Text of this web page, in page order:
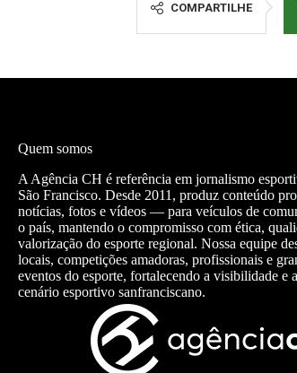
COMPARTILHE
Quem somos
A Agência CH é referência em jornalismo
São Francisco. Desde 2011, produz conteúdo
notícias, fotos e vídeos — para veículos de
o país, mantendo o compromisso com ética,
valorização do esporte regional. Nossa equipe
locais, competições amadoras, profissionais e
eventos do esporte, fortalecendo a visibilidade e
cenário esportivo sanfranciscano.